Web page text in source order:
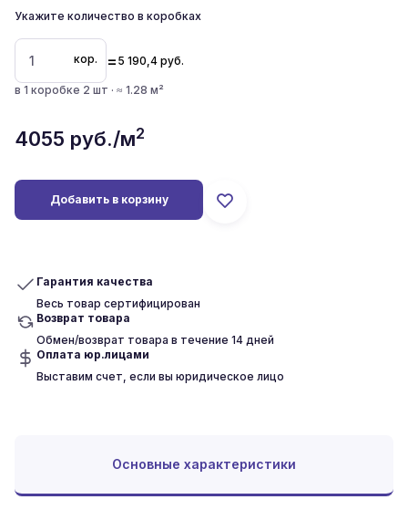
Укажите количество в коробках
кор. = 5 190,4 руб.
в 1 коробке 2 шт · ≈ 1.28 м²
4055 руб./м2
Добавить в корзину
Гарантия качества
Весь товар сертифицирован
Возврат товара
Обмен/возврат товара в течение 14 дней
Оплата юр.лицами
Выставим счет, если вы юридическое лицо
Основные характеристики